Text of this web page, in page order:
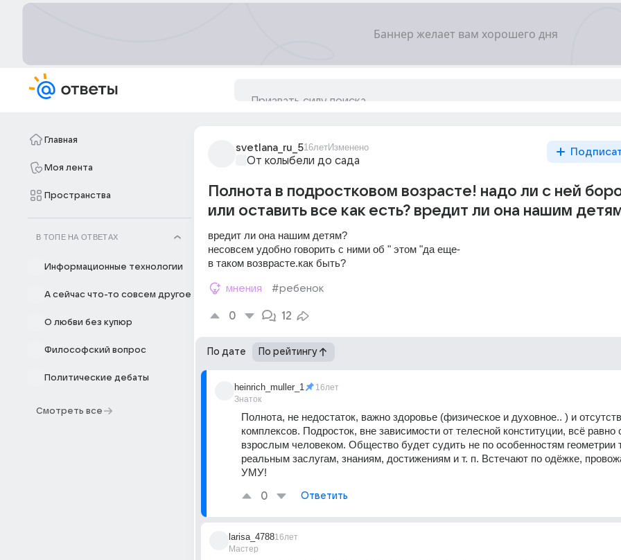
Главная
Моя лента
Пространства
В ТОПЕ НА ОТВЕТАХ
Информационные технологии
А сейчас что-то совсем другое
О любви без купюр
Философский вопрос
Политические дебаты
Смотреть все
svetlana_ru_516летИзменено
От колыбели до сада
Полнота в подростковом возрасте! надо ли с ней
или оставить все как есть? вредит ли она нашим
вредит ли она нашим детям?
несовсем удобно говорить с ними об " этом "да еще-
в таком возврасте.как быть?
мнения #ребенок
0 12
По дате По рейтингу
heinrich_muller_1
Знаток
16лет
Полнота, не недостаток, важно здоровье (физическое и духовное.. ) и
комплексов. Подросток, вне зависимости от телесной конституции, всё равно
взрослым человеком. Общество будет судить не по особенностям геометрии
реальным заслугам, знаниям, достижениям и т. п. Встечают по одёжке,
УМУ!
0 Ответить
larisa_4788
Мастер
16лет